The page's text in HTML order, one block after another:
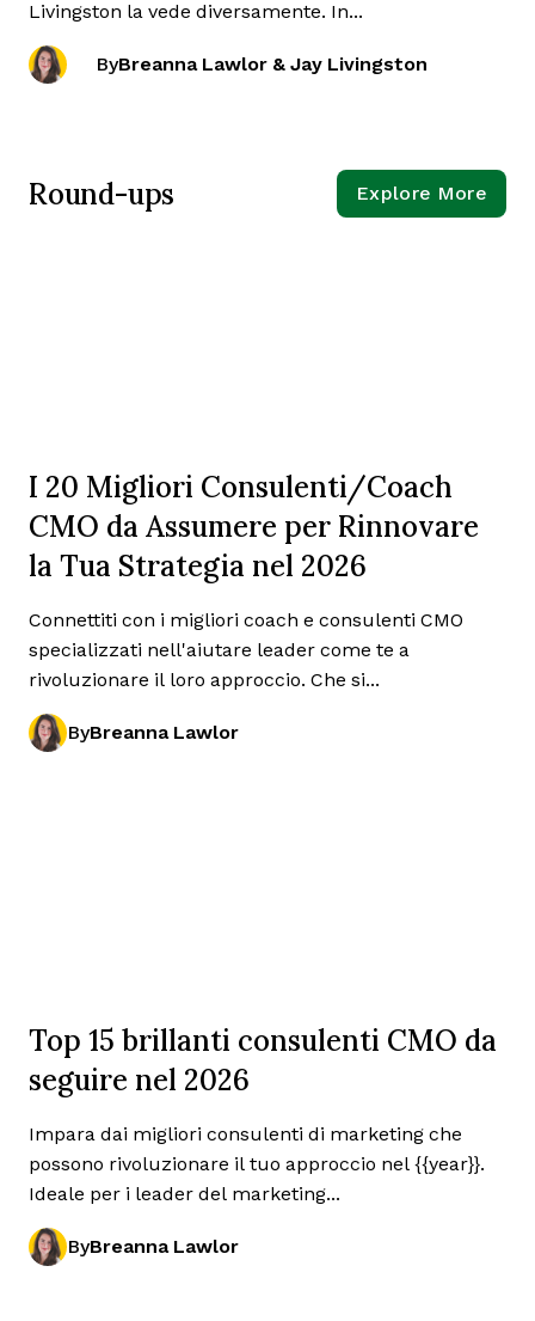
Livingston la vede diversamente. In...
ByBreanna Lawlor & Jay Livingston
Round-ups Explore More
I 20 Migliori Consulenti/Coach
CMO da Assumere per Rinnovare
la Tua Strategia nel 2026
Connettiti con i migliori coach e consulenti CMO
specializzati nell'aiutare leader come te a
rivoluzionare il loro approccio. Che si...
ByBreanna Lawlor
Top 15 brillanti consulenti CMO da
seguire nel 2026
Impara dai migliori consulenti di marketing che
possono rivoluzionare il tuo approccio nel {{year}}.
Ideale per i leader del marketing...
ByBreanna Lawlor